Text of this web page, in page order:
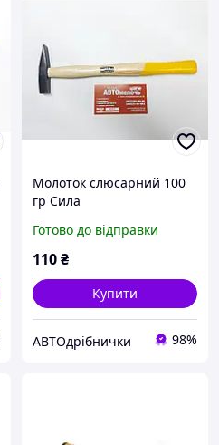
Молоток слюсарний 100
гр Сила
Готово до відправки
110₴
Купити
АВТОдрібнички 98%